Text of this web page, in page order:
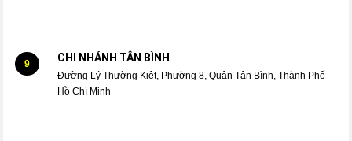
9 CHI NHÁNH TÂN BÌNH
Đường Lý Thường Kiệt, Phường 8, Quận Tân Bình, Thành Phố
Hồ Chí Minh